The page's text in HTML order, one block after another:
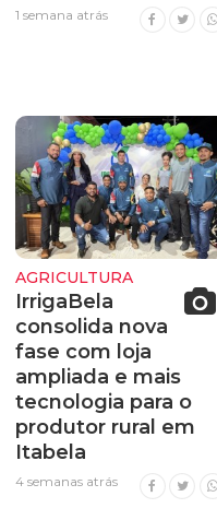
1 semana atrás
AGRICULTURA
IrrigaBela
consolida nova
fase com loja
ampliada e mais
tecnologia para o
produtor rural em
Itabela
4 semanas atrás